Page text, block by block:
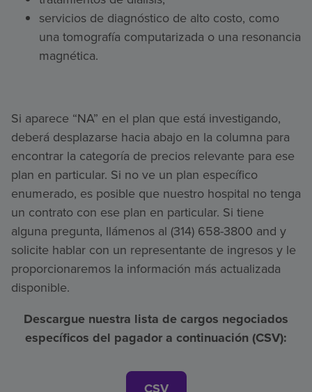
servicios de diagnóstico de alto costo, como
una tomografía computarizada o una resonancia
magnética.
Si aparece “NA” en el plan que está investigando,
deberá desplazarse hacia abajo en la columna para
encontrar la categoría de precios relevante para ese
plan en particular. Si no ve un plan específico
enumerado, es posible que nuestro hospital no tenga
un contrato con ese plan en particular. Si tiene
alguna pregunta, llámenos al (314) 658-3800 and y
solicite hablar con un representante de ingresos y le
proporcionaremos la información más actualizada
disponible.
Descargue nuestra lista de cargos negociados
específicos del pagador a continuación (CSV):